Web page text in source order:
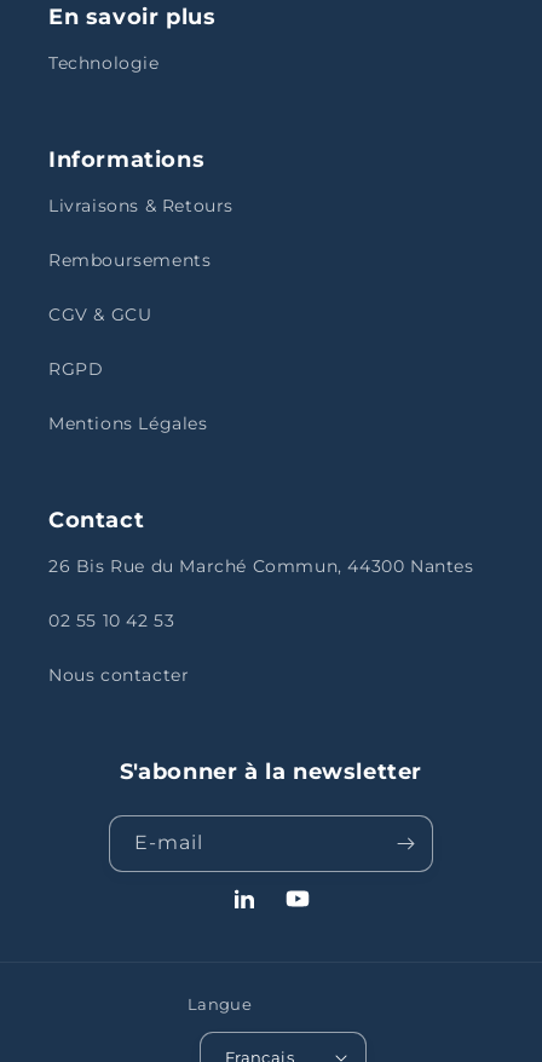
En savoir plus
Technologie
Informations
Livraisons & Retours
Remboursements
CGV & GCU
RGPD
Mentions Légales
Contact
26 Bis Rue du Marché Commun, 44300 Nantes
02 55 10 42 53
Nous contacter
S'abonner à la newsletter
E-mail
LinkedInYouTube
Langue
Français